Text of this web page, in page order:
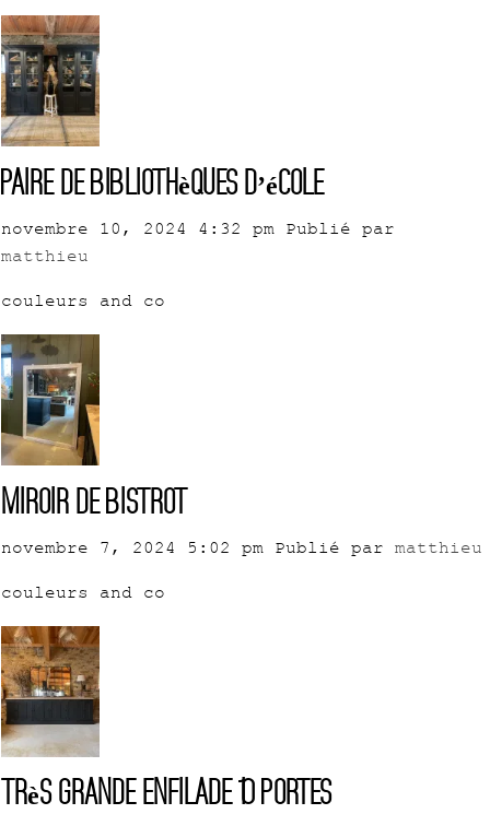
Paire de bibliothèques D’école
novembre 10, 2024 4:32 pm Publié par
matthieu
couleurs and co
Miroir de bistrot
novembre 7, 2024 5:02 pm Publié par matthieu
couleurs and co
Très grande enfilade 10 portes